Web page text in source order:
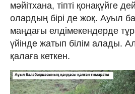
мәйітхана, тіпті қонақүйге
олардың бірі де жоқ. Ауыл
маңдағы елдімекендерде
үйінде жатып білім алады.
қалаға кеткен.